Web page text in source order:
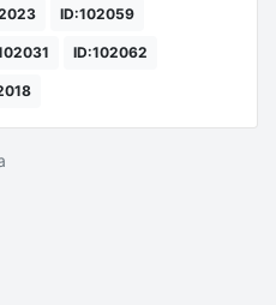
ID:102059
ID:102062